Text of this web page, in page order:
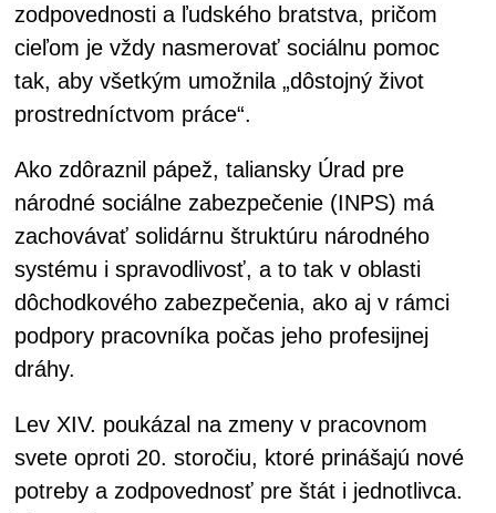
zodpovednosti a ľudského bratstva, pričom
cieľom je vždy nasmerovať sociálnu pomoc
tak, aby všetkým umožnila „dôstojný život
prostredníctvom práce“.
Ako zdôraznil pápež, taliansky Úrad pre
národné sociálne zabezpečenie (INPS) má
zachovávať solidárnu štruktúru národného
systému i spravodlivosť, a to tak v oblasti
dôchodkového zabezpečenia, ako aj v rámci
podpory pracovníka počas jeho profesijnej
dráhy.
Lev XIV. poukázal na zmeny v pracovnom
svete oproti 20. storočiu, ktoré prinášajú nové
potreby a zodpovednosť pre štát i jednotlivca.